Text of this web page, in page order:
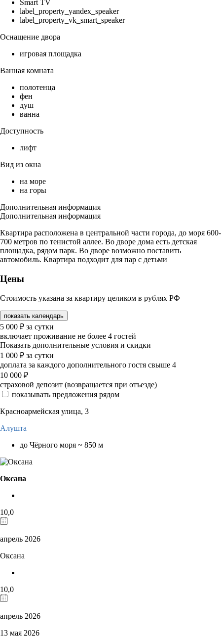
Smart TV
label_property_yandex_speaker
label_property_vk_smart_speaker
Оснащение двора
игровая площадка
Ванная комната
полотенца
фен
душ
ванна
Доступность
лифт
Вид из окна
на море
на горы
Дополнительная информация
Дополнительная информация
Квартира расположена в центральной части города, до моря 600-
700 метров по тенистой аллее. Во дворе дома есть детская
площадка, рядом парк. Во дворе возможно поставить
автомобиль. Квартира подходит для пар с детьми
Цены
Стоимость указана за квартиру целиком в рублях РФ
показать календарь
5 000 ₽ за сутки
включает проживание не более 4 гостей
Показать дополнительные условия и скидки
1 000 ₽ за сутки
доплата за каждого дополнительного гостя свыше 4
10 000 ₽
страховой депозит (возвращается при отъезде)
показывать предложения рядом
Красноармейская улица, 3
Алушта
до Чёрного моря ~ 850 м
Оксана
10,0
апрель 2026
Оксана
10,0
апрель 2026
13 мая 2026